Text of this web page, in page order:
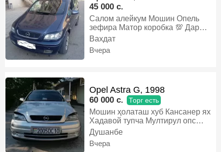
45 000 c.
Салом алейкум Мошин Опель
зефира Матор коробка 💯 Дар
холати хуб карор дорад Алишам
мешава, Газ-бензин, Механика,
Минивэн
Вахдат
Вчера
Opel Astra G, 1998
60 000 c. Торг есть
Мошин ҳолаташ хуб Кансанер ях
Хадавой тупча Мултирул опс
карбон Шток прибор опс
Манитори андроид Задни камера
Задни партроник Видёрегистатор
Душанбе
Вчера